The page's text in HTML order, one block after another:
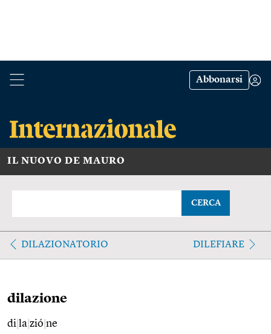
Abbonarsi
IL NUOVO DE MAURO
CERCA
DILAZIONATORIO DILEFIARE
dilazione
di la zió ne